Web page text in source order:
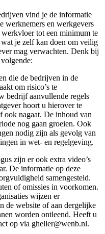
vind je de informatie
werknemers en werkgevers
werkvloer tot een minimum te
wat je zelf kan doen om veilig
mag verwachten. Denk bij
die de bedrijven in de
om risico’s te
bedrijf aanvullende regels
hoort u hierover te
nagaat. De inhoud van
nog gaan groeien. Ook
nodig zijn als gevolg van
in wet- en regelgeving.
zijn er ook extra video’s
De informatie op deze
samengesteld.
of omissies in voorkomen.
wijzen er
de website of aan dergelijke
worden ontleend. Heeft u
op via gheller@wenb.nl.